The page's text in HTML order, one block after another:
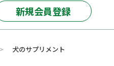
新規会員登録
> 犬のサプリメント